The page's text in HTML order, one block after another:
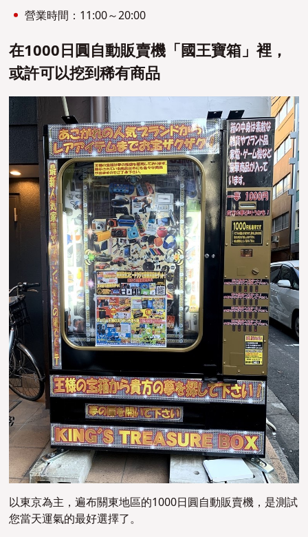
營業時間：11:00～20:00
在1000日圓自動販賣機「國王寶箱」裡，
或許可以挖到稀有商品
以東京為主，遍布關東地區的1000日圓自動販賣機，是測試
您當天運氣的最好選擇了。